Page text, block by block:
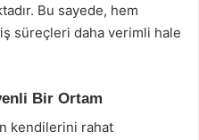
Bu sayede, hem
süreçleri daha verimli hale
Bir Ortam
kendilerini rahat